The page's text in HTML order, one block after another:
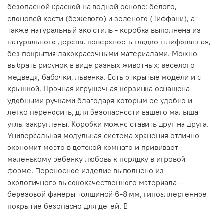
безопасной краской на водной основе: белого,
слоновой кости (бежевого) и зеленого (Тиффани), а
также натуральный эко стиль - коробка выполнена из
натурального дерева, поверхность гладко шлифованная,
без покрытия лакокрасочными материалами. Можно
выбрать рисунок в виде разных животных: веселого
медведя, бабочки, львенка. Есть открытые модели и с
крышкой. Прочная игрушечная корзинка оснащена
удобными ручками благодаря которым ее удобно и
легко переносить, для безопасности вашего малыша
углы закруглены. Коробки можно ставить друг на друга.
Универсальная модульная система хранения отлично
экономит место в детской комнате и прививает
маленькому ребенку любовь к порядку в игровой
форме. Переносное изделие выполнено из
экологичного высококачественного материала -
березовой фанеры толщиной 6-8 мм, гипоаллергенное
покрытие безопасно для детей. В